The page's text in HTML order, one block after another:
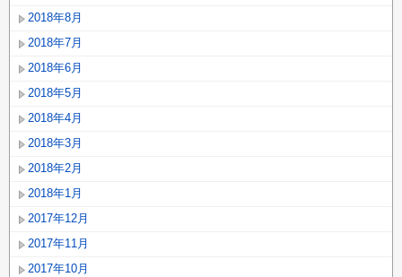
2018年8月
2018年7月
2018年6月
2018年5月
2018年4月
2018年3月
2018年2月
2018年1月
2017年12月
2017年11月
2017年10月